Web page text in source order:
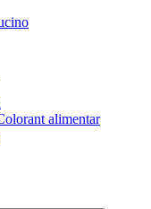
alimentar